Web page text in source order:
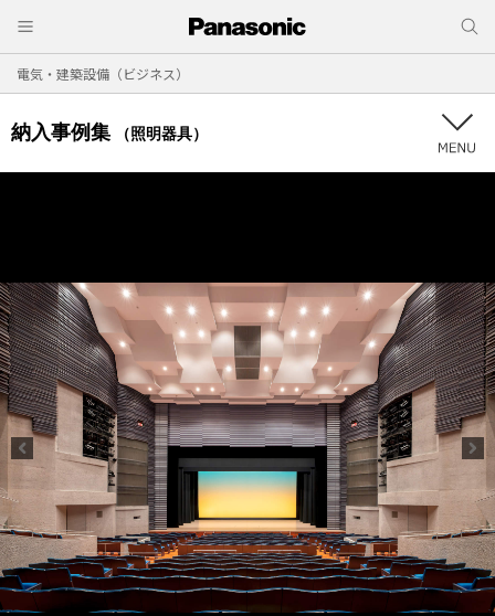
電気・建築設備（ビジネス）
納入事例集 （照明器具）